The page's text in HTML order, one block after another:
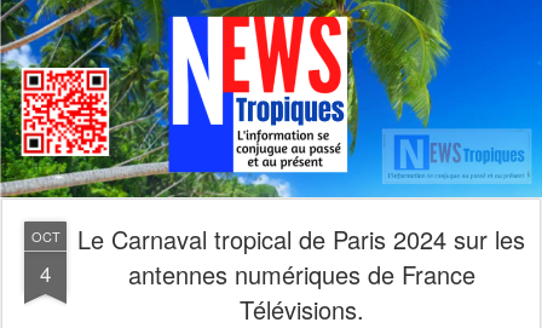
OCT
4
Le Carnaval tropical de Paris 2024 sur les
antennes numériques de France
Télévisions.